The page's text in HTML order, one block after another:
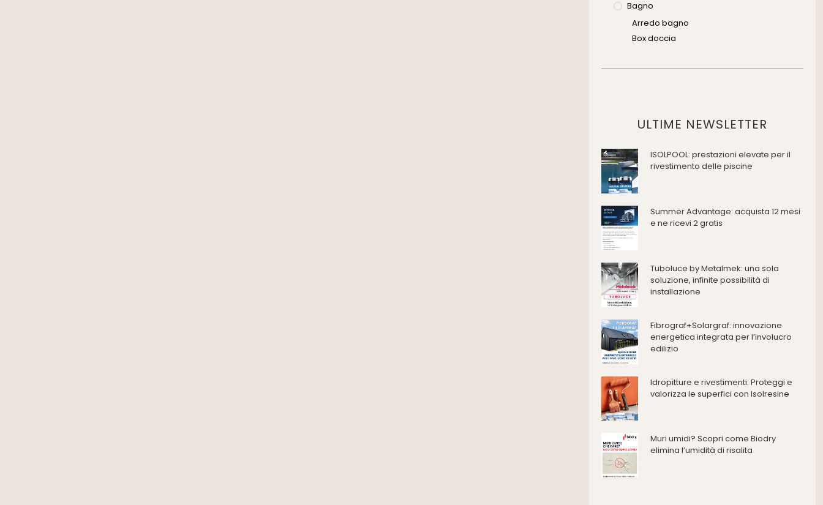
Bagno
Arredo bagno
Box doccia
Placche di comando per wc
Termostati
Accessori
Antincendio e sicurezza
Attrezzature manuali
Cappe d'aspirazione
Consolidamento
Deumidificazione
Domotica e impianti elettrici
Energie rinnovabili
Impermeabilizzazione
Impianti idrici e depurazione
Impianti termici e climatizzazione
Isolamento
Materiali da costruzione
Pannelli
Pareti Interne
Reti di adduzione gas
ULTIME NEWSLETTER
ISOLPOOL: prestazioni elevate per il
rivestimento delle piscine
Summer Advantage: acquista 12 mesi
e ne ricevi 2 gratis
Tuboluce by Metalmek: una sola
soluzione, infinite possibilità di
installazione
Fibrograf+Solargraf: innovazione
energetica integrata per l’involucro
edilizio
Idropitture e rivestimenti: Proteggi e
valorizza le superfici con Isolresine
Muri umidi? Scopri come Biodry
elimina l’umidità di risalita